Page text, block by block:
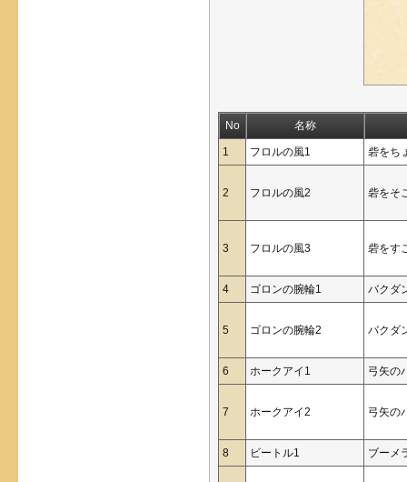
No 名称
1 フロルの風1 砦をち
2 フロルの風2 砦をそ
3 フロルの風3 砦をす
4 ゴロンの腕輪1 バクダ
5 ゴロンの腕輪2 バクダ
6 ホークアイ1 弓矢の
7 ホークアイ2 弓矢の
8 ビートル1 ブーメ